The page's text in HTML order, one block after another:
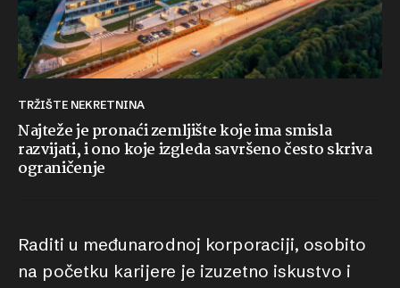
TRŽIŠTE NEKRETNINA
Najteže je pronaći zemljište koje ima smisla
razvijati, i ono koje izgleda savršeno često skriva
ograničenje
Raditi u međunarodnoj korporaciji, osobito
na početku karijere je izuzetno iskustvo i